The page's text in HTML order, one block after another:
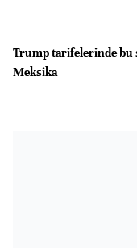
Trump tarifelerinde bu
Meksika